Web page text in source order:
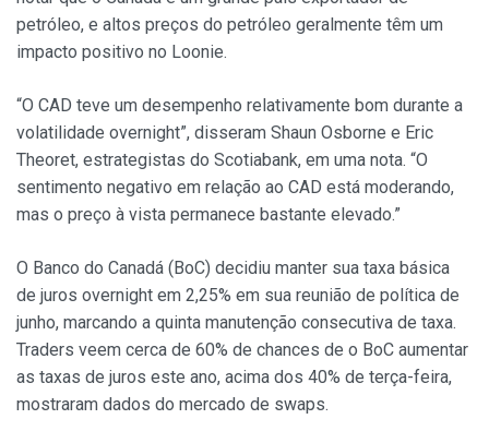
petróleo, e altos preços do petróleo geralmente têm um
impacto positivo no Loonie.
“O CAD teve um desempenho relativamente bom durante a
volatilidade overnight”, disseram Shaun Osborne e Eric
Theoret, estrategistas do Scotiabank, em uma nota. “O
sentimento negativo em relação ao CAD está moderando,
mas o preço à vista permanece bastante elevado.”
O Banco do Canadá (BoC) decidiu manter sua taxa básica
de juros overnight em 2,25% em sua reunião de política de
junho, marcando a quinta manutenção consecutiva de taxa.
Traders veem cerca de 60% de chances de o BoC aumentar
as taxas de juros este ano, acima dos 40% de terça-feira,
mostraram dados do mercado de swaps.